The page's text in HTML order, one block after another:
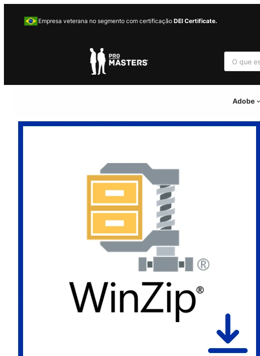
Empresa veterana no segmento com certificação DEI Certificate.
P
s
u
p
Adobe